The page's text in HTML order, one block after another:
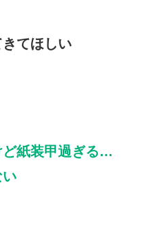
てほしい
ど紙装甲過ぎる…
い